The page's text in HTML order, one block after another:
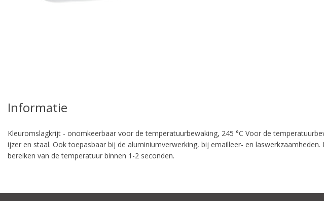
Informatie
Kleuromslagkrijt - onomkeerbaar voor de temperatuurbewaking, 245 °C Voor de
ijzer en staal. Ook toepasbaar bij de aluminiumverwerking, bij emailleer- en
bereiken van de temperatuur binnen 1-2 seconden.